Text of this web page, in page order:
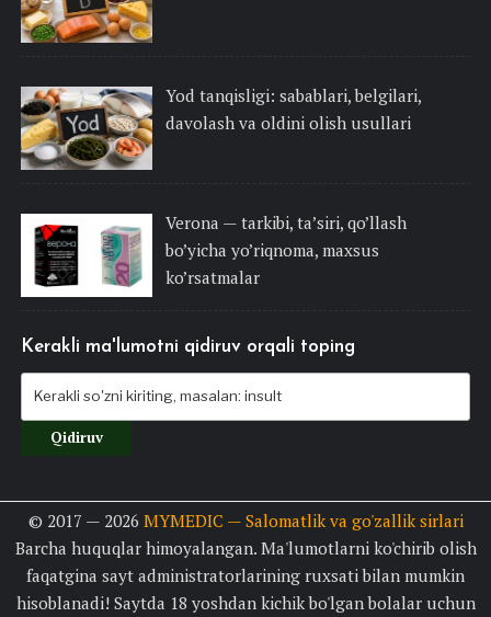
Yod tanqisligi: sabablari, belgilari,
davolash va oldini olish usullari
Verona — tarkibi, ta’siri, qo’llash
bo’yicha yo’riqnoma, maxsus
ko’rsatmalar
Kerakli ma'lumotni qidiruv orqali toping
© 2017 — 2026 MYMEDIC — Salomatlik va go'zallik sirlari
Barcha huquqlar himoyalangan. Ma'lumotlarni ko'chirib olish
faqatgina sayt administratorlarining ruxsati bilan mumkin
hisoblanadi! Saytda 18 yoshdan kichik bo'lgan bolalar uchun